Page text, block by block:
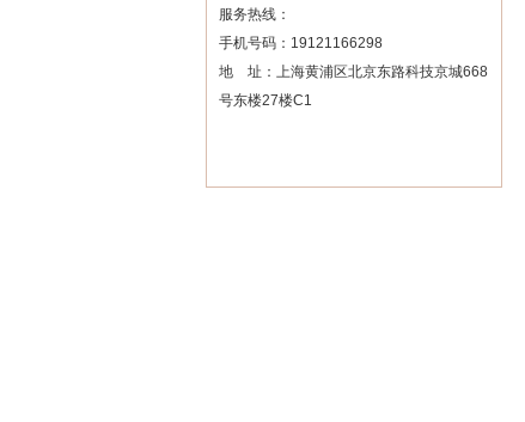
服务热线：
手机号码：19121166298
地 址：上海黄浦区北京东路科技京城668
号东楼27楼C1